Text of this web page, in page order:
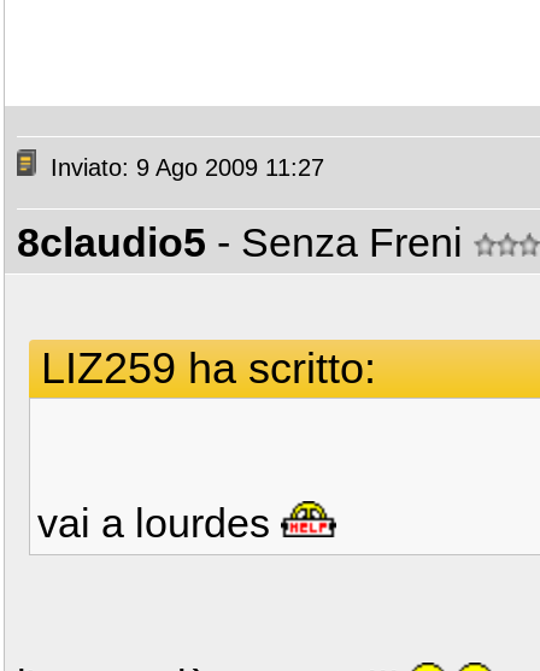
Inviato: 9 Ago 2009 11:27
8claudio5 - Senza Freni
LIZ259 ha scritto:
vai a lourdes